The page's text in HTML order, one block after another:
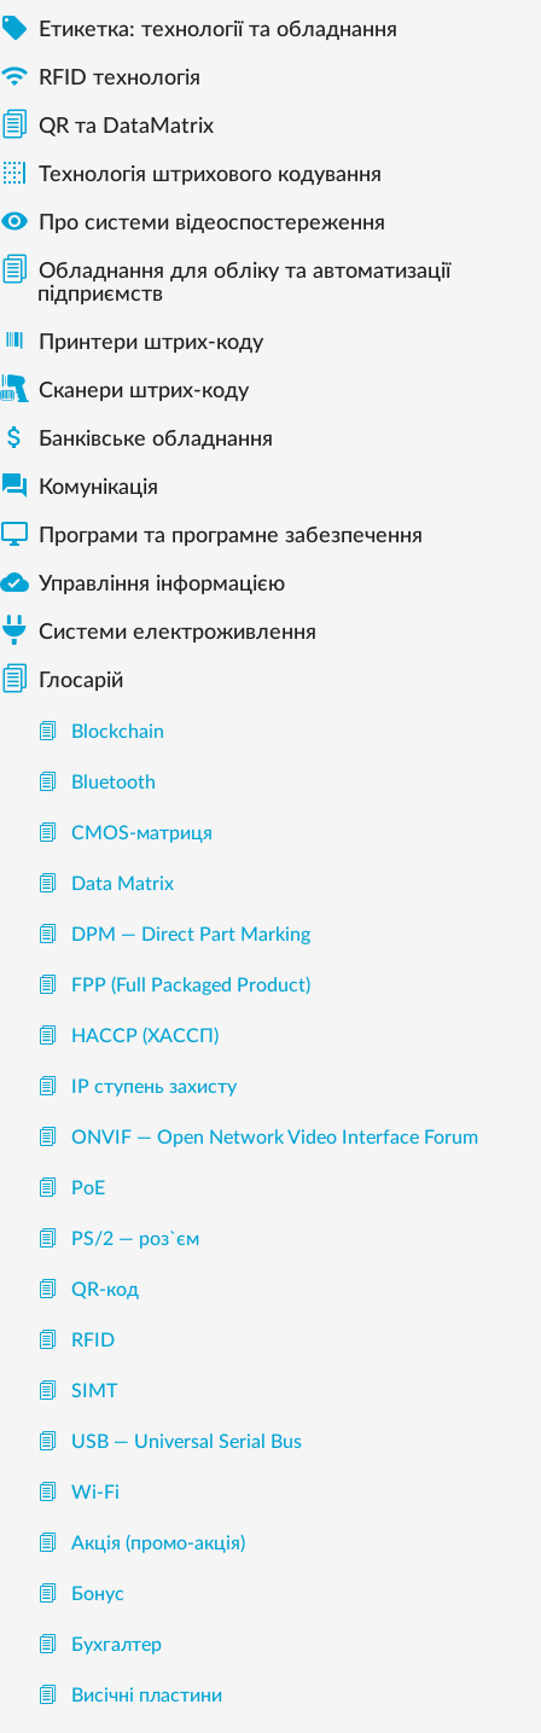
 Етикетка: технології та обладнання
 RFID технологія
QR та DataMatrix
 Технологія штрихового кодування
 Про системи відеоспостереження
Обладнання для обліку та автоматизації
підприємств
Принтери штрих-коду
Сканери штрих-коду
 Банківське обладнання
 Комунікація
 Програми та програмне забезпечення
 Управління інформацією
Системи електроживлення
Глосарій
Blockchain
Bluetooth
CMOS-матриця
Data Matrix
DPM — Direct Part Marking
FPP (Full Packaged Product)
HACCP (ХАССП)
IP ступень захисту
ONVIF — Open Network Video Interface Forum
PoE
PS/2 — роз`єм
QR-код
RFID
SIMT
USB — Universal Serial Bus
Wi-Fi
Акція (промо-акція)
Бонус
Бухгалтер
Висічні пластини